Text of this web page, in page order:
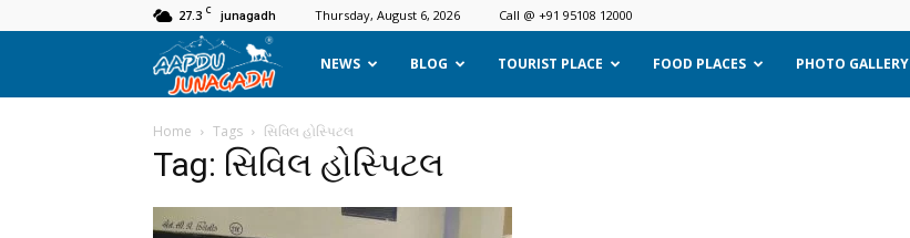
27.3 C junagadh Thursday, August 6, 2026 Call @ +91 95108 12000
Aapdu
Junagadh
NEWS BLOG TOURIST PLACE FOOD PLACES PHOTO GALLERY
Home Tags સિવિલ હોસ્પિટલ
Tag: સિવિલ હોસ્પિટલ